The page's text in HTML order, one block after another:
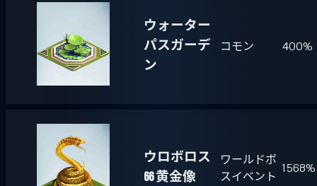
ウォーター
パスガーデ
ン
コモン 400%
ウロボロス
66 黄金像
ワールドボ
スイベント
1568%